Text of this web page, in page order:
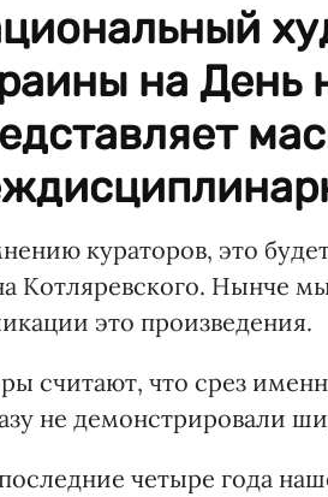
на День
кураторов, это
Котляревского. Нынче
это произведения.
считают, что срез
не демонстрировали
четыре года